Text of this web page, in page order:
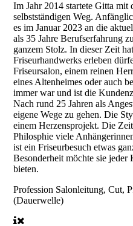
Im Jahr 2014 startete Gitta
selbstständigen Weg.
es im Januar 2023 an die
als 35 Jahre Berufserfahrung
ganzem Stolz. In dieser Zeit
Friseurhandwerks erleben
Friseursalon, einem reinen
eines Altenheimes oder auch
immer war und ist die
Nach rund 25 Jahren als
eigene Wege zu gehen. Die
einem Herzensprojekt. Die
Philosphie viele
ist ein Friseurbesuch etwas
Besonderheit möchte sie
bieten.
Profession Salonleitung, Cut,
(Dauerwelle)